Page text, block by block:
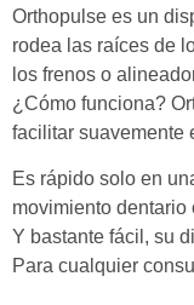
Orthopulse es un
rodea las raíces de
los frenos o
¿Cómo funciona?
facilitar suavemente
Es rápido solo en
movimiento dentario
Y bastante fácil, su
Para cualquier